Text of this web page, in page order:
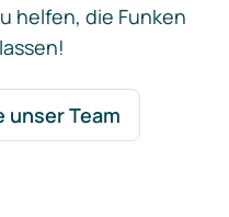
helfen, die Funken
unser Team